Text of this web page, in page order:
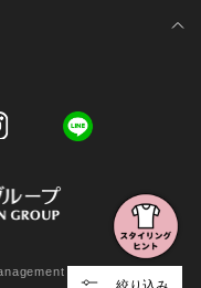
Co., Ltd.